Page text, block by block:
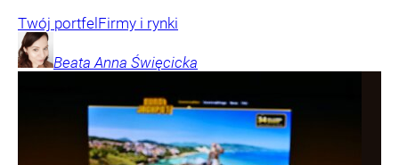
Twój portfelFirmy i rynki
Beata Anna Święcicka